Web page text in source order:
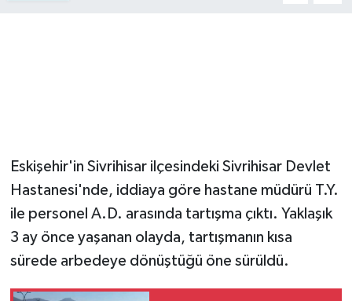
Eskişehir'in Sivrihisar ilçesindeki Sivrihisar Devlet
Hastanesi'nde, iddiaya göre hastane müdürü T.Y.
ile personel A.D. arasında tartışma çıktı. Yaklaşık
3 ay önce yaşanan olayda, tartışmanın kısa
sürede arbedeye dönüştüğü öne sürüldü.